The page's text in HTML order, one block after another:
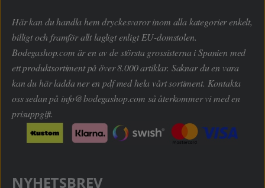
Här kan du handla hem dryckesvaror inom alla kategorier enkelt,
billigt och framför allt lagligt enligt EU-domstolen.
Bodegashop.com är en av de största grossisterna i Spanien med
ett produktsortiment på över 8.000 artiklar. Saknar du en vara
kan du här ladda ner en pdf med hela vårt sortiment. Kontakta
oss sedan på info@bodegashop.com så återkommer vi med en
prisuppgift.
NYHETSBREV